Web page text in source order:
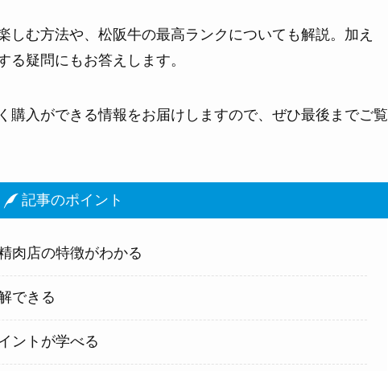
しむ方法や、松阪牛の最高ランクについても解説。加え
疑問にもお答えします。
購入ができる情報をお届けしますので、ぜひ最後までご覧
記事のポイント
肉店の特徴がわかる
できる
ントが学べる